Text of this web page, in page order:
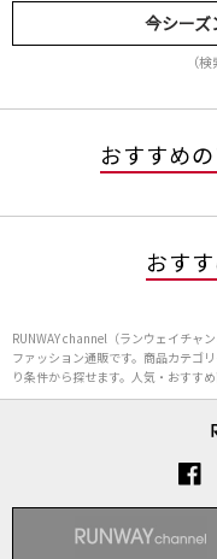
今シーズ
（
おすすめ
おす
RUNWAY channel（ランウェイチャ
ファッション通販です。商品カテゴ
り条件から探せます。人気・おすす